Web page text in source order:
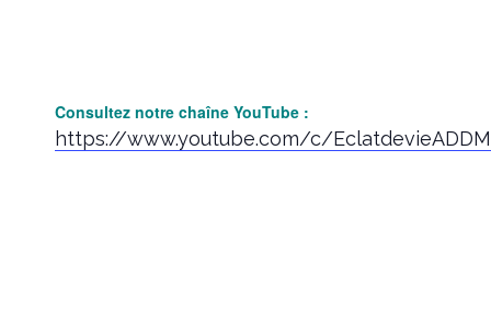
Consultez notre chaîne YouTube :
https://www.youtube.com/c/